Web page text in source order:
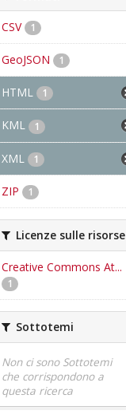
CSV 1
GeoJSON 1
HTML 1
KML 1
XML 1
ZIP 1
Licenze sulle risorse
Creative Commons At...
1
Sottotemi
Non ci sono Sottotemi
che corrispondono a
questa ricerca